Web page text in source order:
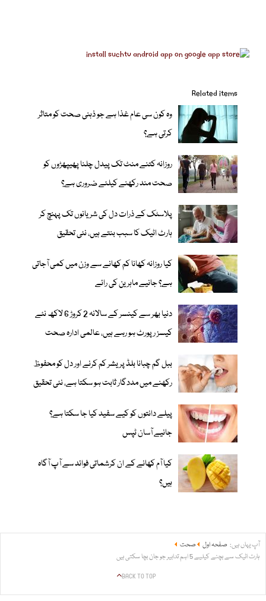
Related items
وہ کون سی عام غذا ہے جو ذہنی صحت کو متاثر
کرتی ہے؟
روزانہ کتنے منٹ تک پیدل چلنا پھیپھڑوں کو
صحت مند رکھنے کیلئے ضروری ہے؟
پلاسٹک کے ذرات دل کی شریانوں تک پہنچ کر
ہارٹ اٹیک کا سبب بنتے ہیں، نئی تحقیق
کیا روزانہ کھانا کم کھانے سے وزن میں کمی آجاتی
ہے؟ جانیے ماہرین کی رائے
دنیا بھر سے کینسر کے سالانہ 2 کروڑ 6 لاکھ نئے
کیسز رپورٹ ہو رہے ہیں، عالمی ادارہ صحت
ببل گم چبانا بلڈ پریشر کم کرنے اور دل کو محفوظ
رکھنے میں مددگار ثابت ہو سکتا ہے، نئی تحقیق
پیلے دانتوں کو کیے سفید کیا جا سکتا ہے؟
جانیے آسان ٹپس
کیا آم کھانے کے ان کرشماتی فوائد سے آپ آگاہ
ہیں؟
آپ یہاں ہیں: صفحہ اول
صحت
ہارٹ اٹیک سے بچنے کیلیے 5 اہم تدابیر جو جان بچا سکتی ہیں
BACK TO TOP